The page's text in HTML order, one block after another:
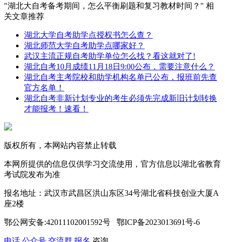
"湖北大自考备考期间，怎么平衡刷题和复习教材时间？" 相
关文章推荐
湖北大学自考助学点授权书怎么查？
湖北师范大学自考助学点哪家好？
武汉主流正规自考助学单位怎么找？看这就对了!
湖北自考10月成绩11月18日9:00公布，需要注意什么？
湖北自考主考院校和助学机构名单已公布，报班前先查
官方名单！
湖北自考非新计划专业的考生必须先完成新旧计划转换
才能报考！速看！
版权所有，本网站内容禁止转载
本网所提供的信息仅供学习交流使用，官方信息以湖北省教育
考试院发布为准
报名地址：武汉市武昌区洪山东区34号湖北省科技创业大厦A
座2楼
鄂公网安备:42011102001592号 鄂ICP备2023013691号-6